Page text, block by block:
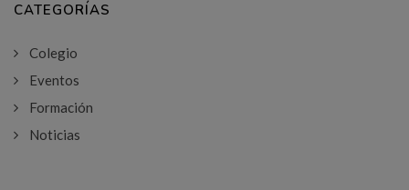
CATEGORÍAS
Colegio
Eventos
Formación
Noticias